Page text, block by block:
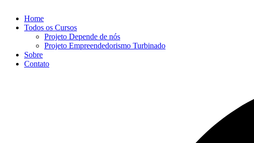
Home
Todos os Cursos
Projeto Depende de nós
Projeto Empreendedorismo Turbinado
Sobre
Contato